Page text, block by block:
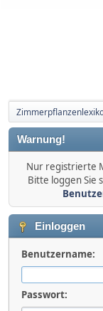
Warnung!
Nur registrierte
Bitte loggen Sie
Einloggen
Benutzername:
Passwort: